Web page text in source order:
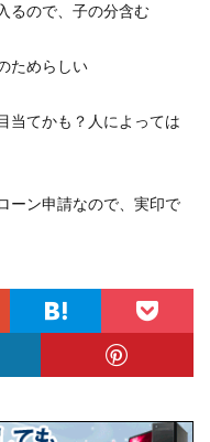
るので、子の分含む
ためらしい
当てかも？人によっては
ーン申請なので、実印で